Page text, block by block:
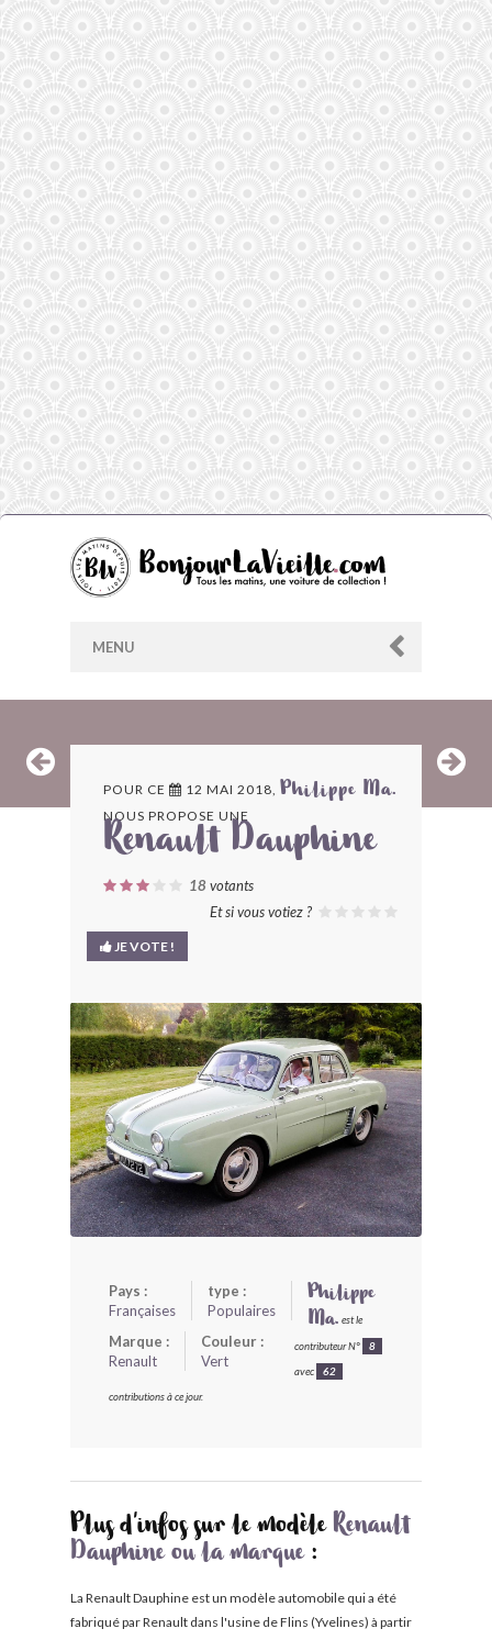
MENU
ARCHIVES
LES CONTRIBUTEURS
LE BLOG
BONJOURLAVIEILLE ?
MODÈLES ET MARQUES
COMMENT FONCTIONNE BLV ?
POUR CE 12 MAI 2018, Philippe Ma.
NOUS PROPOSE UNE
Renault Dauphine
18 votants
Et si vous votiez ?
JE VOTE !
Pays :
Françaises
type :
Populaires
Marque :
Renault
Couleur :
Vert
Philippe
Ma. est le
contributeur N° 8
avec 62
contributions à ce jour.
Plus d'infos sur le modèle Renault
Dauphine ou la marque:
La Renault Dauphine est un modèle automobile qui a été
fabriqué par Renault dans l'usine de Flins (Yvelines) à partir